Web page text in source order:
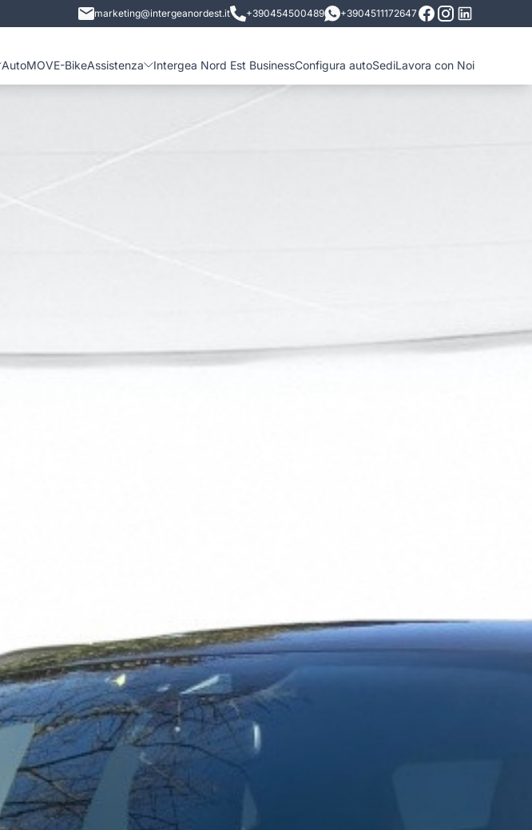
marketing@intergeanordest.it +390454500489 +3904511172647
AutoMOVE-BikeAssistenza Intergea Nord Est BusinessConfigura autoSediLavora con Noi